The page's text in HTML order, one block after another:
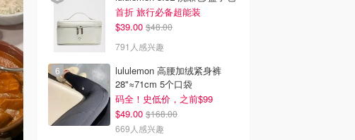
首折 旅行必备超能装
$39.00 $48.00
791人感兴趣
lululemon 高腰加绒紧身裤
28"≈71cm 5个口袋
码全！史低价，之前$99
$49.00 $168.00
669人感兴趣